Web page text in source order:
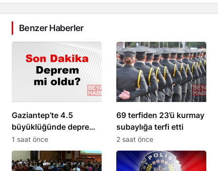
Benzer Haberler
Gaziantep’te 4.5
büyüklüğünde deprem
meydana geldi
1 saat önce
69 terfiden 23’ü kurmay
subaylığa terfi etti
2 saat önce